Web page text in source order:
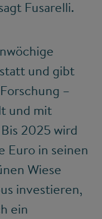
Fusarelli.
statt und gibt
–
und mit
2025 wird
Euro in seinen
Wiese
investieren,
ein